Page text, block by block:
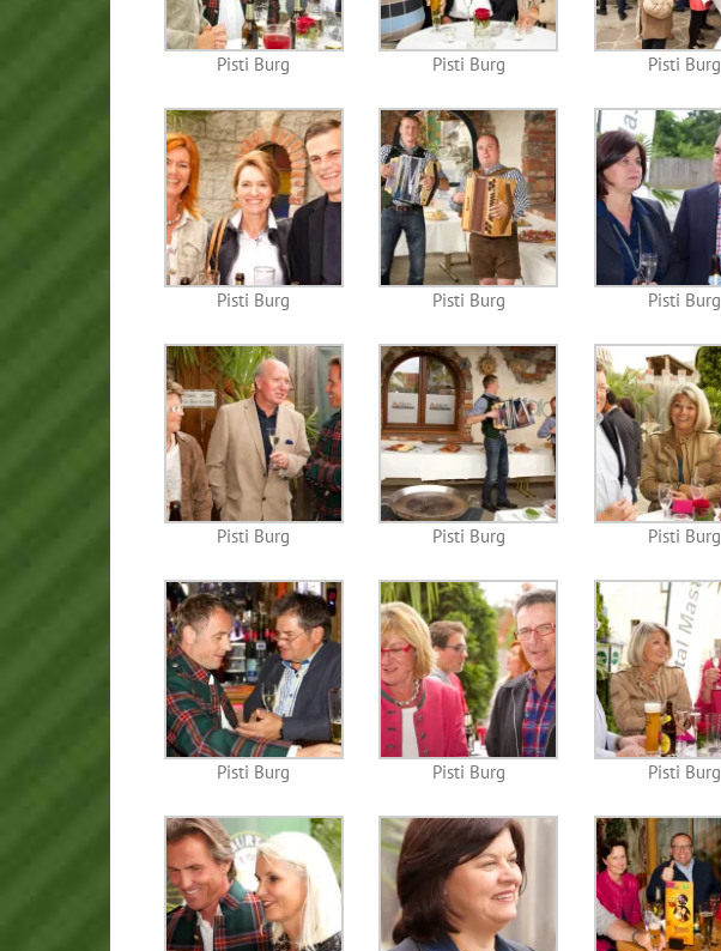
Pisti Burg Pisti Burg Pisti Burg
Pisti Burg Pisti Burg Pisti Burg
Pisti Burg Pisti Burg Pisti Burg
Pisti Burg Pisti Burg Pisti Burg